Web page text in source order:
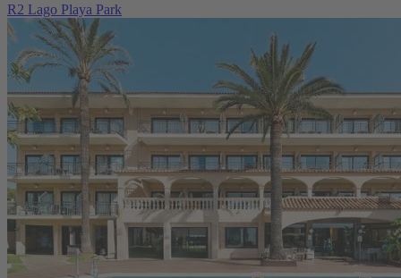
R2 Lago Playa Park